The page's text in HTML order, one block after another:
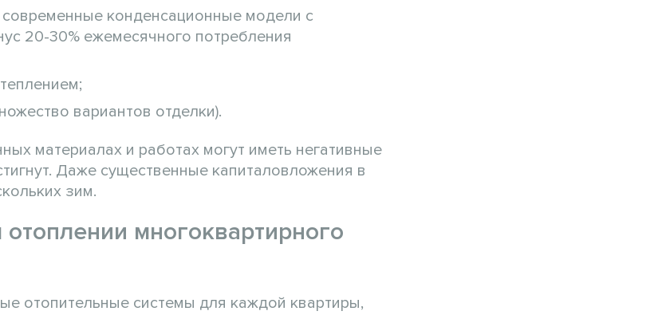
конденсационные модели с
20-30% ежемесячного потребления
вариантов отделки).
материалах и работах могут иметь негативные
Даже существенные капиталовложения в
зим.
многоквартирного
отопительные системы для каждой квартиры,